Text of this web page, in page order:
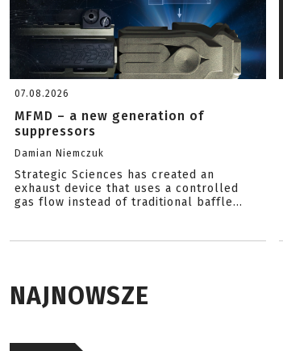
07.08.2026
MFMD – a new generation of
suppressors
Damian Niemczuk
Strategic Sciences has created an
exhaust device that uses a controlled
gas flow instead of traditional baffle...
NAJNOWSZE